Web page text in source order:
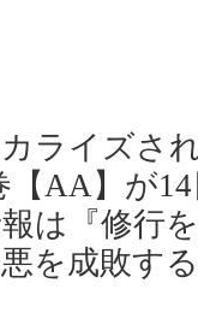
ライズさ
【AA】が
は『修行
を成敗す